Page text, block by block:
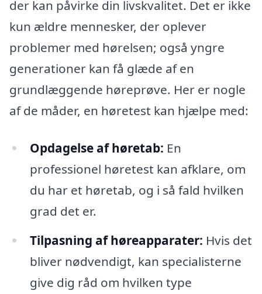
der kan påvirke din livskvalitet. Det er ikke
kun ældre mennesker, der oplever
problemer med hørelsen; også yngre
generationer kan få glæde af en
grundlæggende høreprøve. Her er nogle
af de måder, en høretest kan hjælpe med:
Opdagelse af høretab: En
professionel høretest kan afklare, om
du har et høretab, og i så fald hvilken
grad det er.
Tilpasning af høreapparater: Hvis det
bliver nødvendigt, kan specialisterne
give dig råd om hvilken type